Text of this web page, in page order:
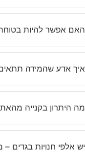
האם אפשר להיות
איך אדע שהמידה
מה היתרון בקנייה
יש אלפי חנויות בגדים